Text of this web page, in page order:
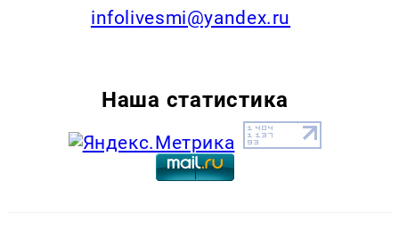
infolivesmi@yandex.ru
Наша статистика